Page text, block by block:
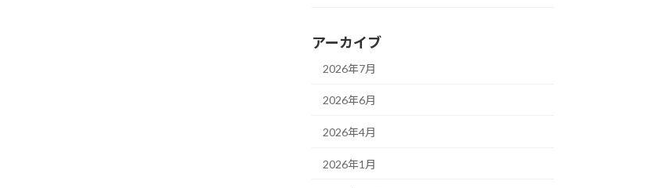
アーカイブ
2026年7月
2026年6月
2026年4月
2026年1月